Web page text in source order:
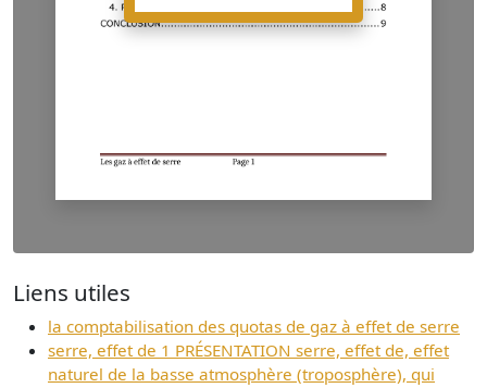
Liens utiles
la comptabilisation des quotas de gaz à effet de serre
serre, effet de 1 PRÉSENTATION serre, effet de, effet
naturel de la basse atmosphère (troposphère), qui